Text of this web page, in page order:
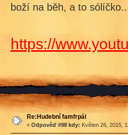
boží na běh, a to
https://
Re:Hudební famfrpál
« Odpověď #98 kdy: Květen 26, 2015,